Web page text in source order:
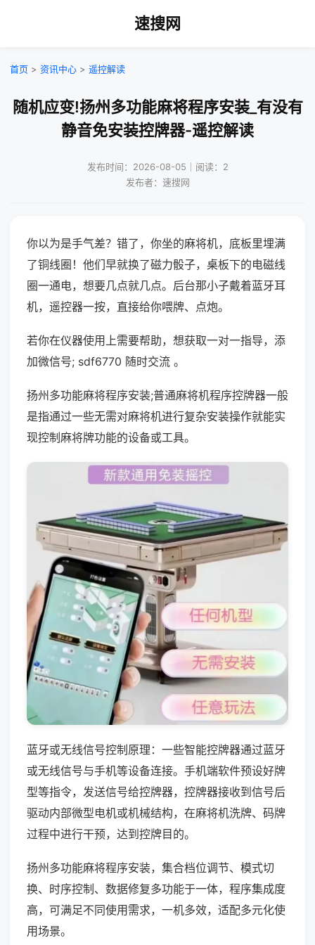
速搜网
首页 > 资讯中心 > 遥控解读
随机应变!扬州多功能麻将程序安装_有没有
静音免安装控牌器-遥控解读
发布时间：2026-08-05｜阅读：2
发布者：速搜网
你以为是手气差？错了，你坐的麻将机，底板里埋满
了铜线圈！他们早就换了磁力骰子，桌板下的电磁线
圈一通电，想要几点就几点。后台那小子戴着蓝牙耳
机，遥控器一按，直接给你喂牌、点炮。
若你在仪器使用上需要帮助，想获取一对一指导，添
加微信号; sdf6770 随时交流 。
扬州多功能麻将程序安装;普通麻将机程序控牌器一般
是指通过一些无需对麻将机进行复杂安装操作就能实
现控制麻将牌功能的设备或工具。
蓝牙或无线信号控制原理：一些智能控牌器通过蓝牙
或无线信号与手机等设备连接。手机端软件预设好牌
型等指令，发送信号给控牌器，控牌器接收到信号后
驱动内部微型电机或机械结构，在麻将机洗牌、码牌
过程中进行干预，达到控牌目的。
扬州多功能麻将程序安装，集合档位调节、模式切
换、时序控制、数据修复多功能于一体，程序集成度
高，可满足不同使用需求，一机多效，适配多元化使
用场景。